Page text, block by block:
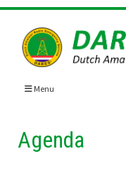
Skip
content
Menu
Agenda